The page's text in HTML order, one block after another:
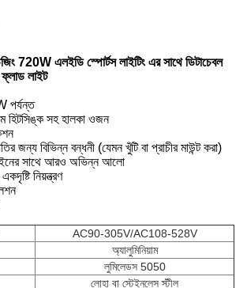
720W এলইডি স্পোর্টস লাইটিং এর সাথে ডিটাচেবল
লাইট
পর্যন্ত
হিটসিঙ্ক সহ হালকা ওজন
জন্য বিভিন্ন বন্ধনী (যেমন খুঁটি বা প্রাচীর মাউন্ট করা)
সাথে আরও অভিন্ন আলো
নিয়ন্ত্রণ
AC90-305V/AC108-528V
অ্যালুমিনিয়াম
লুমিলেডস 5050
লোহা বা স্টেইনলেস স্টীল